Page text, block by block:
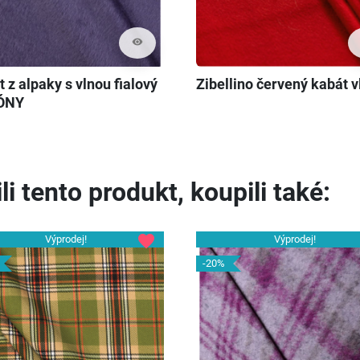
visibility
z alpaky s vlnou fialový
Zibellino červený kabát
tento produkt, koupili také:
Výprodej!
favorite
Výprodej!
-20%